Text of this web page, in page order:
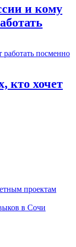
и кому
кто хочет
проектам
в Сочи